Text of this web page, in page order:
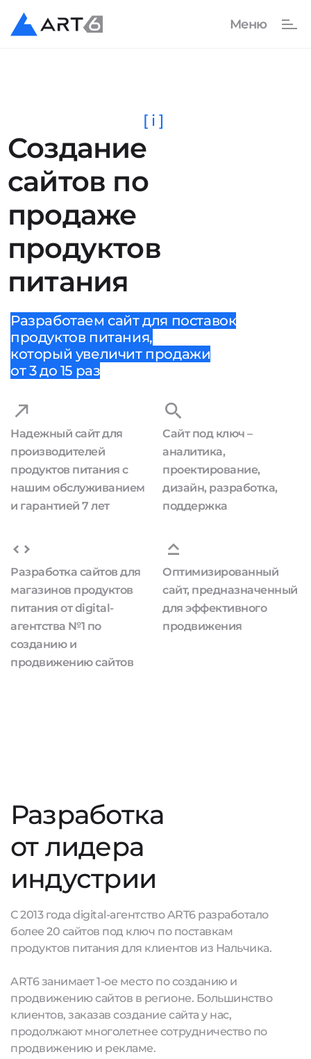
Создание
сайтов по
продаже
продуктов
питания
[ i ]
Разработаем сайт для поставок
продуктов питания,
который увеличит продажи
от 3 до 15 раз
Надежный сайт для
производителей
продуктов питания с
нашим обслуживанием
и гарантией 7 лет
Сайт под ключ –
аналитика,
проектирование,
дизайн, разработка,
поддержка
Разработка сайтов для
магазинов продуктов
питания от digital-
агентства №1 по
созданию и
продвижению сайтов
Оптимизированный
сайт, предназначенный
для эффективного
продвижения
Разработка
от лидера
индустрии
С 2013 года digital-агентство ART6 разработало
более 20 сайтов под ключ по поставкам
продуктов питания для клиентов из Нальчика.
ART6 занимает 1-ое место по созданию и
продвижению сайтов в регионе. Большинство
клиентов, заказав создание сайта у нас,
продолжают многолетнее сотрудничество по
продвижению и рекламе.